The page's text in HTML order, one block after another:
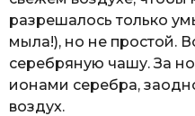
разрешалось только
мыла!), но не простой.
серебряную чашу. За
ионами серебра,
воздух.